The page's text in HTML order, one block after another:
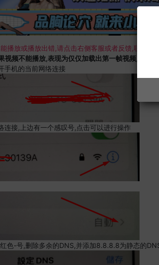
播放或播放出错,请点击右侧客服或者反馈,联系我们;
视频不能播放,表现为仅仅加载出第一帧视频,且您
手机的当前网络连接
连接,上边有一个感叹号,点击可以进行操作
色-号,删除多余的DNS,并添加8.8.8.8为静态的